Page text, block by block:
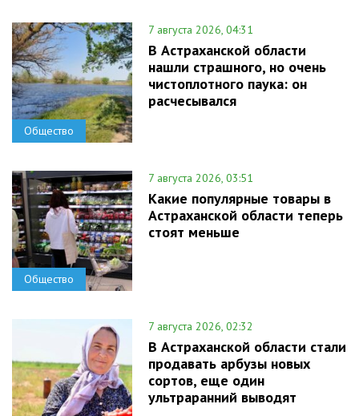
Общество
7 августа 2026, 04:31
В Астраханской области
нашли страшного, но очень
чистоплотного паука: он
расчесывался
Общество
7 августа 2026, 03:51
Какие популярные товары в
Астраханской области теперь
стоят меньше
7 августа 2026, 02:32
В Астраханской области стали
продавать арбузы новых
сортов, еще один
ультраранний выводят